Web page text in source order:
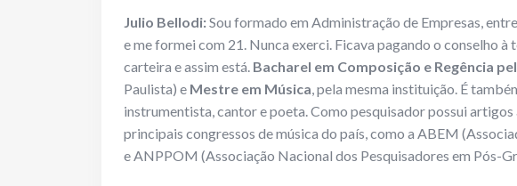
Julio Bellodi:Sou formado em Administração de Empresas,
e me formei com 21. Nunca exerci. Ficava pagando o conselho à
carteira e assim está. Bacharel em Composição e Regência
Paulista) e Mestre em Música, pela mesma instituição. É
instrumentista, cantor e poeta. Como pesquisador possui
principais congressos de música do país, como a ABEM
e ANPPOM (Associação Nacional dos Pesquisadores em Pós-